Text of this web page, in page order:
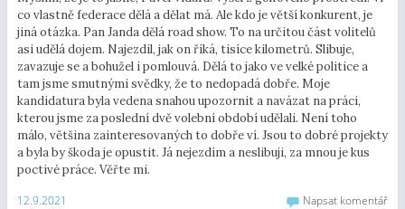
co vlastně federace dělá a dělat má. Ale kdo je větší konkurent, je
jiná otázka. Pan Janda dělá road show. To na určitou část volitelů
asi udělá dojem. Najezdil, jak on říká, tisíce kilometrů. Slibuje,
zavazuje se a bohužel i pomlouvá. Dělá to jako ve velké politice a
tam jsme smutnými svědky, že to nedopadá dobře. Moje
kandidatura byla vedena snahou upozornit a navázat na práci,
kterou jsme za poslední dvě volební období udělali. Není toho
málo, většina zainteresovaných to dobře ví. Jsou to dobré projekty
a byla by škoda je opustit. Já nejezdím a neslibuji, za mnou je kus
poctivé práce. Věřte mi.
12.9.2021
Napsat komentář